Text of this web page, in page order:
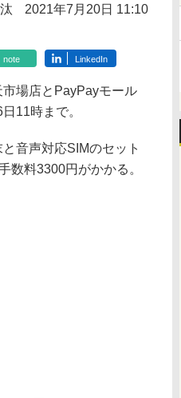
2021年7月20日 11:10
note LinkedIn
場店とPayPayモール
11時まで。
音声対応SIMのセット
数料3300円がかかる。